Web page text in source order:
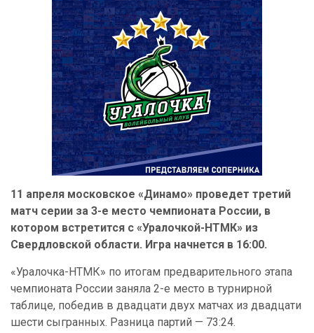
11 апреля московское «Динамо» проведет третий
матч серии за 3-е место чемпионата России, в
котором встретится с «Уралочкой-НТМК» из
Свердловской области. Игра начнется в 16:00.
«Уралочка-НТМК» по итогам предварительного этапа
чемпионата России заняла 2-е место в турнирной
таблице, победив в двадцати двух матчах из двадцати
шести сыгранных. Разница партий — 73:24.